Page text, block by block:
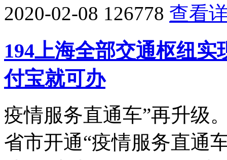
2020-02-08 126778 查看
194上海全部交通枢纽
付宝就可办
疫情服务直通车”再升级
省市开通“疫情服务直通